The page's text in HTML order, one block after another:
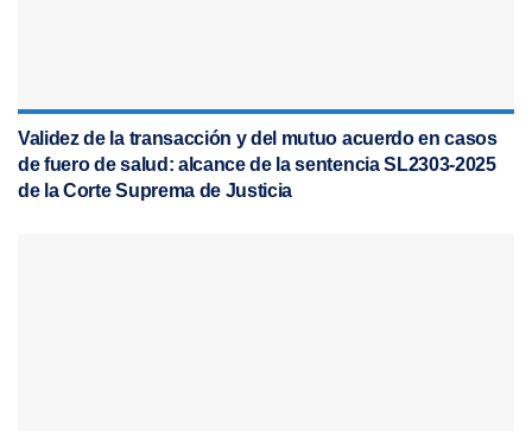
Validez de la transacción y del mutuo acuerdo en casos
de fuero de salud: alcance de la sentencia SL2303-2025
de la Corte Suprema de Justicia